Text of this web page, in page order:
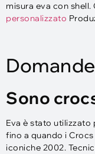
misura eva con
personalizzato
Sono
Eva è stato
fino a quando i
iconiche 2002.